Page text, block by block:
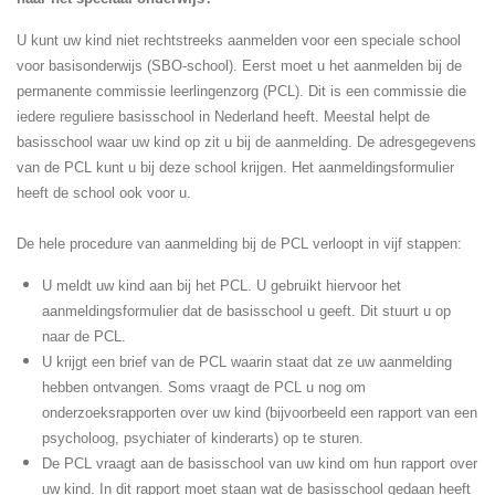
U kunt uw kind niet rechtstreeks aanmelden voor een speciale school
voor basisonderwijs (SBO-school). Eerst moet u het aanmelden bij de
permanente commissie leerlingenzorg (PCL). Dit is een commissie die
iedere reguliere basisschool in Nederland heeft. Meestal helpt de
basisschool waar uw kind op zit u bij de aanmelding. De adresgegevens
van de PCL kunt u bij deze school krijgen. Het aanmeldingsformulier
heeft de school ook voor u.
De hele procedure van aanmelding bij de PCL verloopt in vijf stappen:
U meldt uw kind aan bij het PCL. U gebruikt hiervoor het
aanmeldingsformulier dat de basisschool u geeft. Dit stuurt u op
naar de PCL.
U krijgt een brief van de PCL waarin staat dat ze uw aanmelding
hebben ontvangen. Soms vraagt de PCL u nog om
onderzoeksrapporten over uw kind (bijvoorbeeld een rapport van een
psycholoog, psychiater of kinderarts) op te sturen.
De PCL vraagt aan de basisschool van uw kind om hun rapport over
uw kind. In dit rapport moet staan wat de basisschool gedaan heeft